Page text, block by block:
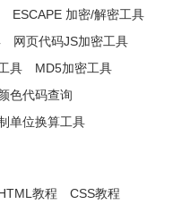
ESCAPE 加密/解密工具
网页代码JS加密工具
具
MD5加密工具
色代码查询
单位换算工具
教程 CSS教程